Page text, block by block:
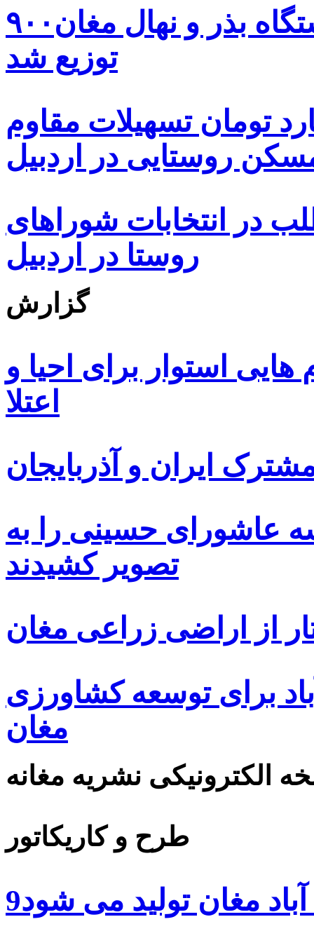
۹۰۰هزار اصله نهال توسط ایستگاه بذر و نهال مغان
توزیع شد
هزار و ۴۸۰ میلیارد تومان تسهیلات مقاوم
روستایی در اردبیل
از ۵۰۰۰ داوطلب در انتخابات شوراهای
روستا در اردبیل
گزارش
استوار برای احیا و
اعتلا
ایران و آذربایجان
عاشورای حسینی را به
تصویر کشیدند
از اراضی زراعی مغان
برای توسعه کشاورزی
مغان
الکترونیکی نشریه مغانه
طرح و کاریکاتور
مغان تولید می شود